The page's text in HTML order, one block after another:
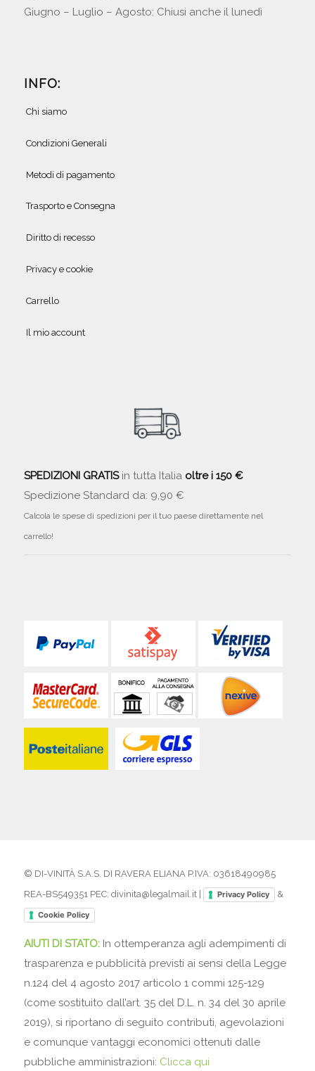
Giugno – Luglio – Agosto: Chiusi anche il lunedì
INFO:
Chi siamo
Condizioni Generali
Metodi di pagamento
Trasporto e Consegna
Diritto di recesso
Privacy e cookie
Carrello
Il mio account
SPEDIZIONI GRATISin tutta Italia oltre i 150 €
Spedizione Standard da: 9,90 €
Calcola le spese di spedizioni per il tuo paese direttamente nel
carrello!
© DI-VINITÀ S.A.S. DI RAVERA ELIANA P.IVA: 03618490985
REA-BS549351 PEC: divinita@legalmail.it |
Privacy Policy &
Cookie Policy
AIUTI DI STATO: In ottemperanza agli adempimenti di
trasparenza e pubblicità previsti ai sensi della Legge
n.124 del 4 agosto 2017 articolo 1 commi 125-129
(come sostituito dall’art. 35 del D.L. n. 34 del 30 aprile
2019), si riportano di seguito contributi, agevolazioni
e comunque vantaggi economici ottenuti dalle
pubbliche amministrazioni: Clicca qui